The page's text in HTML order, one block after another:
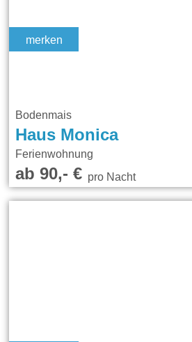
merken
Bodenmais
Haus Monica
Ferienwohnung
ab 90,- €pro Nacht